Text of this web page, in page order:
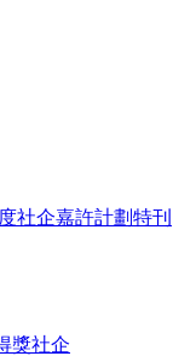
社企嘉許計劃特刊
獎社企